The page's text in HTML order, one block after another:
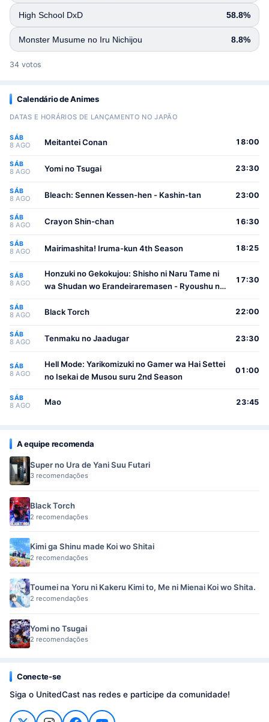
High School DxD 58.8%
Monster Musume no Iru Nichijou 8.8%
34 votos
Calendário de Animes
DATAS E HORÁRIOS DE LANÇAMENTO NO JAPÃO
SÁB
8 AGO Meitantei Conan 18:00
SÁB
8 AGO Yomi no Tsugai 23:30
SÁB
8 AGO Bleach: Sennen Kessen-hen - Kashin-tan 23:00
SÁB
8 AGO Crayon Shin-chan 16:30
SÁB
8 AGO Mairimashita! Iruma-kun 4th Season 18:25
SÁB
8 AGO
Honzuki no Gekokujou: Shisho ni Naru Tame ni
wa Shudan wo Erandeiraremasen - Ryoushu no
17:30
SÁB
8 AGO Black Torch 22:00
SÁB
8 AGO Tenmaku no Jaadugar 23:30
SÁB
8 AGO
Hell Mode: Yarikomizuki no Gamer wa Hai Settei
no Isekai de Musou suru 2nd Season
01:00
SÁB
8 AGO Mao 23:45
A equipe recomenda
Super no Ura de Yani Suu Futari
3 recomendações
Black Torch
2 recomendações
Kimi ga Shinu made Koi wo Shitai
2 recomendações
Toumei na Yoru ni Kakeru Kimi to, Me ni Mienai Koi wo Shita.
2 recomendações
Yomi no Tsugai
2 recomendações
Conecte-se
Siga o UnitedCast nas redes e participe da comunidade!